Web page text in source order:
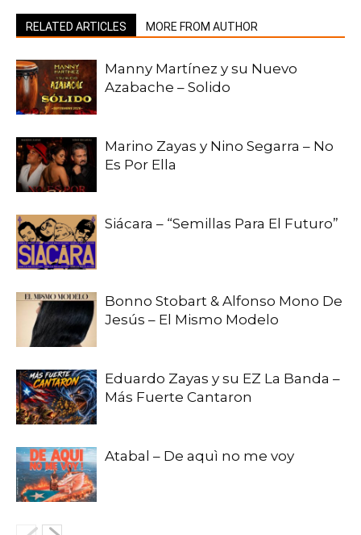
RELATED ARTICLES MORE FROM AUTHOR
Manny Martínez y su Nuevo
Azabache – Solido
Marino Zayas y Nino Segarra – No
Es Por Ella
Siácara – “Semillas Para El Futuro”
Bonno Stobart & Alfonso Mono De
Jesús – El Mismo Modelo
Eduardo Zayas y su EZ La Banda –
Más Fuerte Cantaron
Atabal – De aquì no me voy